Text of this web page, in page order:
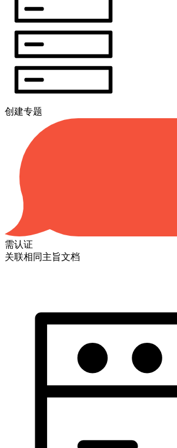
创建专题
需认证
关联相同主旨文档